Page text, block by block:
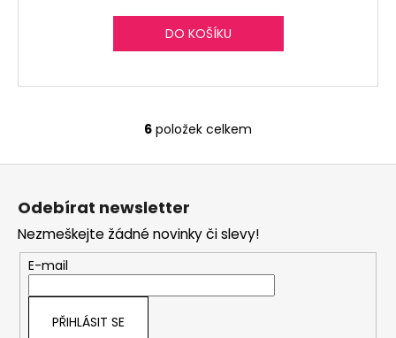
DO KOŠÍKU
O
v
a
c
í
p
6 položek celkem
Z
Odebírat newsletter
Nezmeškejte žádné novinky či slevy!
E-mail
PŘIHLÁSIT SE